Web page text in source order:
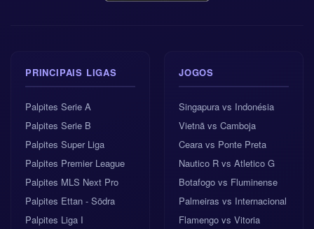
PRINCIPAIS LIGAS
Palpites Serie A
Palpites Serie B
Palpites Super Liga
Palpites Premier League
Palpites MLS Next Pro
Palpites Ettan - Södra
Palpites Liga I
JOGOS
Singapura vs Indonésia
Vietnã vs Camboja
Ceara vs Ponte Preta
Nautico R vs Atletico G
Botafogo vs Fluminense
Palmeiras vs Internacional
Flamengo vs Vitoria